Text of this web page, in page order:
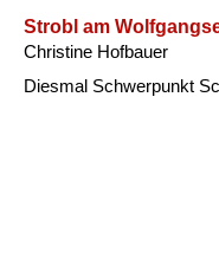
Strobl am
Christine Hofbauer
Diesmal Schwerpunkt